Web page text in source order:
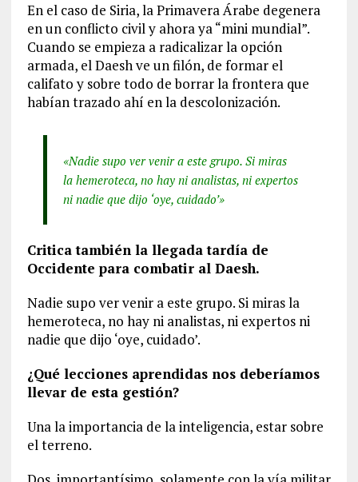
En el caso de Siria, la Primavera Árabe degenera
en un conflicto civil y ahora ya “mini mundial”.
Cuando se empieza a radicalizar la opción
armada, el Daesh ve un filón, de formar el
califato y sobre todo de borrar la frontera que
habían trazado ahí en la descolonización.
«Nadie supo ver venir a este grupo. Si miras
la hemeroteca, no hay ni analistas, ni expertos
ni nadie que dijo ‘oye, cuidado’»
Critica también la llegada tardía de
Occidente para combatir al Daesh.
Nadie supo ver venir a este grupo. Si miras la
hemeroteca, no hay ni analistas, ni expertos ni
nadie que dijo ‘oye, cuidado’.
¿Qué lecciones aprendidas nos deberíamos
llevar de esta gestión?
Una la importancia de la inteligencia, estar sobre
el terreno.